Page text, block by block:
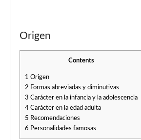
Origen
Contents
1 Origen
2 Formas abreviadas y diminutivas
3 Carácter en la infancia y la adolescencia
4Carácter en la edad adulta
5 Recomendaciones
6 Personalidades famosas